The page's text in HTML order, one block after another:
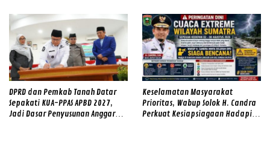
DPRD dan Pemkab Tanah Datar
Sepakati KUA-PPAS APBD 2027,
Jadi Dasar Penyusunan Anggaran
Keselamatan Masyarakat
Prioritas, Wabup Solok H. Candra
Perkuat Kesiapsiagaan Hadapi